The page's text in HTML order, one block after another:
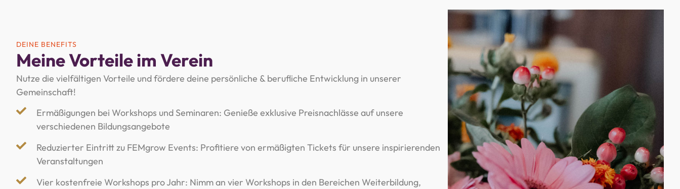
DEINE BENEFITS
Meine Vorteile im Verein
Nutze die vielfältigen Vorteile und fördere deine persönliche & berufliche Entwicklung in unserer
Gemeinschaft!
Ermäßigungen bei Workshops und Seminaren: Genieße exklusive Preisnachlässe auf unsere
verschiedenen Bildungsangebote
Reduzierter Eintritt zu FEMgrow Events: Profitiere von ermäßigten Tickets für unsere inspirierenden
Veranstaltungen
Vier kostenfreie Workshops pro Jahr: Nimm an vier Workshops in den Bereichen Weiterbildung,